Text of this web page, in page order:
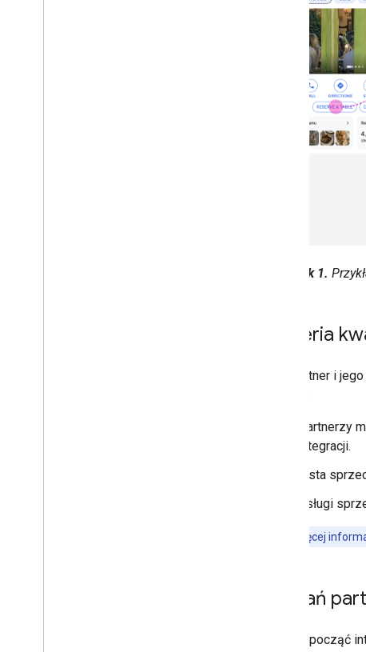
Rysunek 1.
Kryteria
Aby partner i
Partnerzy
integracji.
Lista
Usługi
więcej
Zostań
Aby rozpocząć